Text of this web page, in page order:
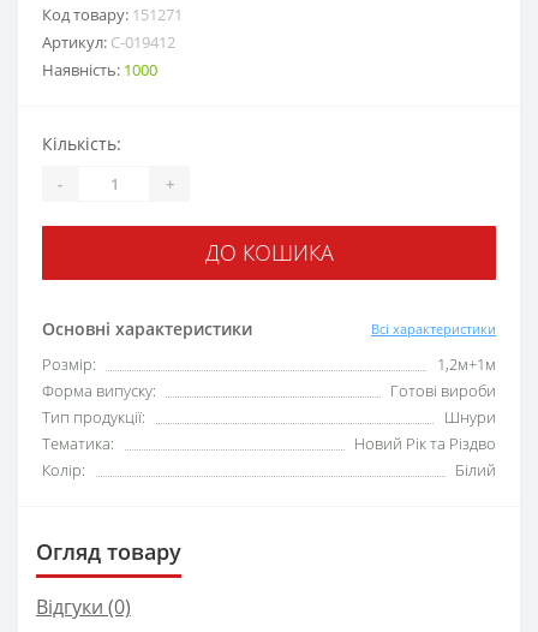
Код товару: 151271
Артикул: С-019412
Наявність: 1000
Основні характеристики Всі характеристики
Розмір:
1,2м+1м
Форма випуску:
Готові вироби
Тип продукції:
Шнури
Тематика:
Новий Рік та Різдво
Колір:
Білий
Кількість:
- +
ДО КОШИКА
Огляд товару
Відгуки (0)